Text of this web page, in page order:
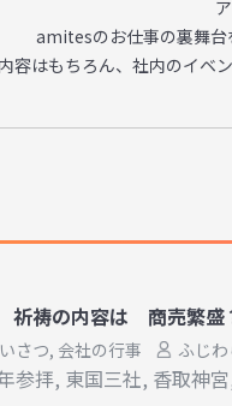
amitesのお仕事の裏舞台
容はもちろん、 社内のイベ
祈祷の内容は 商売繁
さつ, 会社の行事 ふじ
参拝, 東国三社, 香取神宮